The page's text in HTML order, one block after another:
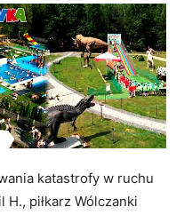
katastrofy w ruchu
H., piłkarz Wólczanki